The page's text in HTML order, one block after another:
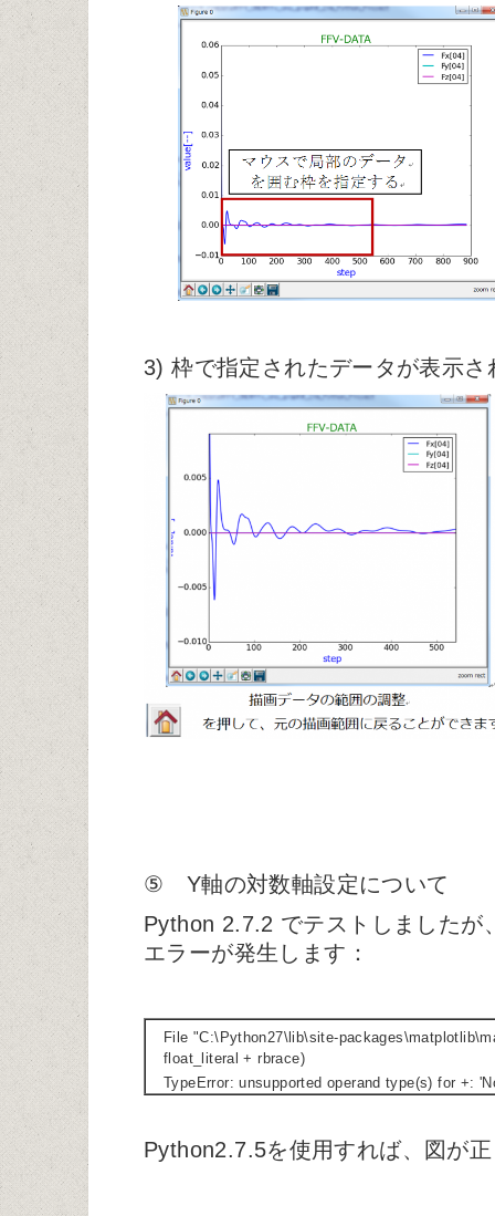
3) 枠で指定されたデータが表示さ
⑤ Y軸の対数軸設定について
Python 2.7.2 でテストしましたが
エラーが発生します：
File "C:\Python27\lib\site-
float_literal + rbrace)
TypeError: unsupported operand type(s) for +:
Python2.7.5を使用すれば、図が